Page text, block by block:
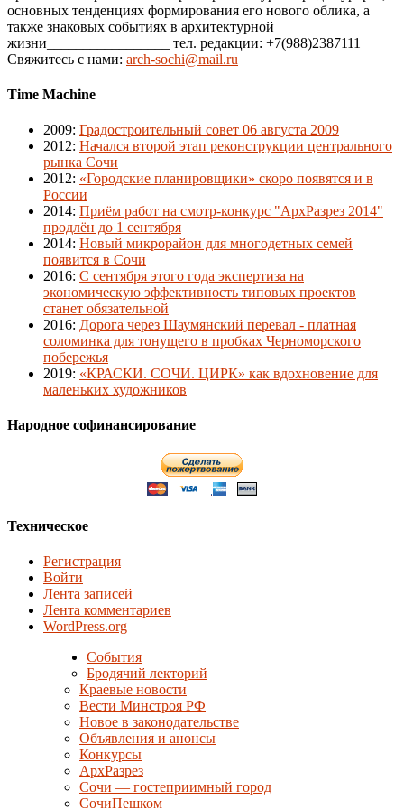
основных тенденциях формирования его нового облика, а
также знаковых событиях в архитектурной
жизни_________________ тел. редакции: +7(988)2387111
Свяжитесь с нами: arch-sochi@mail.ru
Time Machine
2009: Градостроительный совет 06 августа 2009
2012: Начался второй этап реконструкции центрального
рынка Сочи
2012: «Городские планировщики» скоро появятся и в
России
2014: Приём работ на смотр-конкурс "АрхРазрез 2014"
продлён до 1 сентября
2014: Новый микрорайон для многодетных семей
появится в Сочи
2016: С сентября этого года экспертиза на
экономическую эффективность типовых проектов
станет обязательной
2016: Дорога через Шаумянский перевал - платная
соломинка для тонущего в пробках Черноморского
побережья
2019: «КРАСКИ. СОЧИ. ЦИРК» как вдохновение для
маленьких художников
Народное софинансирование
Техническое
Регистрация
Войти
Лента записей
Лента комментариев
WordPress.org
События
Бродячий лекторий
Краевые новости
Вести Минстроя РФ
Новое в законодательстве
Объявления и анонсы
Конкурсы
АрхРазрез
Сочи — гостеприимный город
СочиПешком